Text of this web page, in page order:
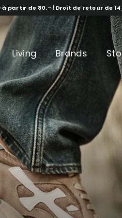
partir de 80.– | Droit de retour de
Living Brands